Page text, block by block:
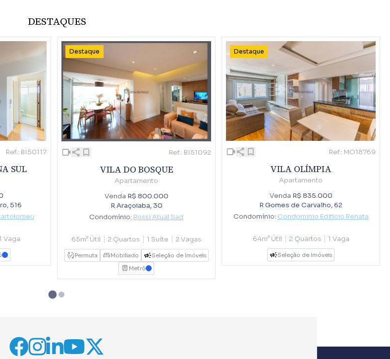
DESTAQUES
Ref.: BI50117
SUL
516
1 Vaga
AZUL
Destaque
Ref.: BI51092
VILA DO BOSQUE
Apartamento
Venda R$ 800.000
R Araçoiaba, 30
Condomínio: Rossi Atual Sad
65m² Útil 2 Quartos 1 Suíte 2 Vagas
Permuta Mobiliado
Seleção de Imóveis
Metrô
AZUL
Destaque
Ref.: MO18769
VILA OLÍMPIA
Apartamento
Venda R$ 835.000
R Gomes de Carvalho, 62
Condomínio: Condominio Edificio Renata
64m² Útil 2 Quartos 1 Vaga
Seleção de Imóveis